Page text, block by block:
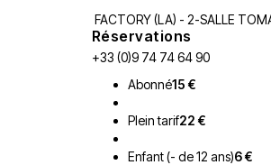
FACTORY (LA) - 2-SALLE
Réservations
+33 (0)9 74 74 64 90
Abonné15 €
Plein tarif22 €
Enfant (- de 12 ans)6 €